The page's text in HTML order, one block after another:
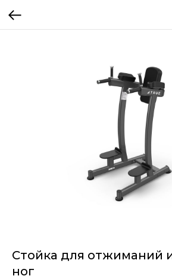
Стойка для отжиманий
ног